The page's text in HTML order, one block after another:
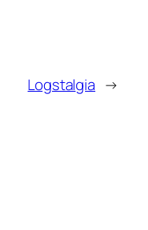
Logstalgia →